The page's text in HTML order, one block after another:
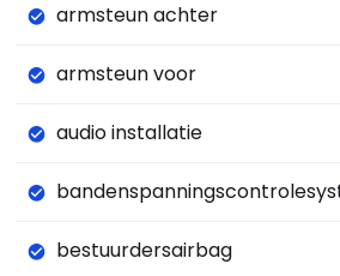
armsteun achter
armsteun voor
audio installatie
bestuurdersairbag